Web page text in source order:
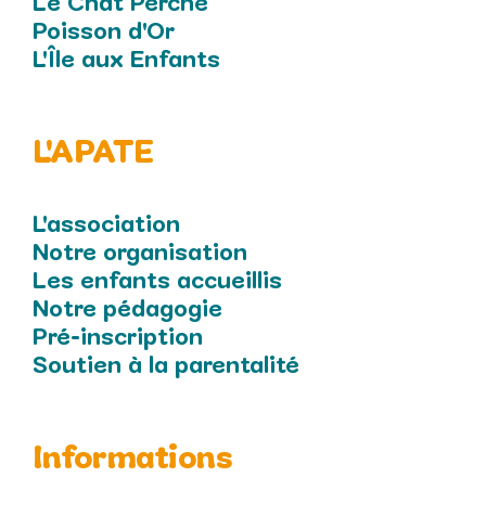
Poisson d'Or
L'Île aux Enfants
L'APATE
L'association
Notre organisation
Les enfants accueillis
Notre pédagogie
Pré-inscription
Soutien à la parentalité
Informations